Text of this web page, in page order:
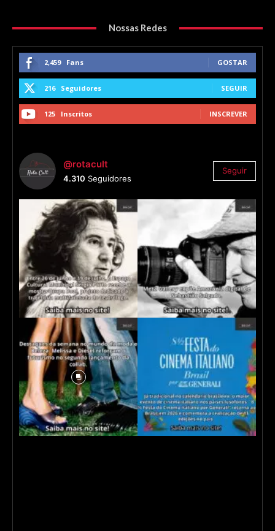
Nossas Redes
2,459 Fans GOSTAR
216 Seguidores SEGUIR
125 Inscritos INSCREVER
@rotacult
4.310 Seguidores
Seguir